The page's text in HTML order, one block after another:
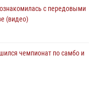
с передовыми
(видео)
чемпионат по самбо и